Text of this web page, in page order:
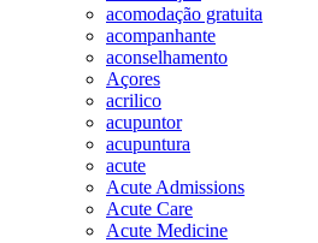
acomodação gratuita
acompanhante
aconselhamento
Açores
acrilico
acupuntor
acupuntura
acute
Acute Admissions
Acute Care
Acute Medicine